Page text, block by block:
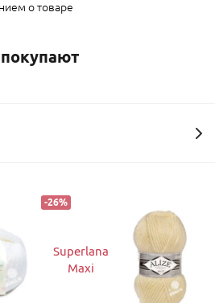
о товаре
-26%
Superlana
Maxi